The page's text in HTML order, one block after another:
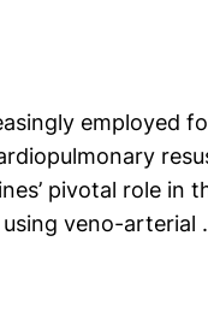
employed
pivotal role in
veno-arterial